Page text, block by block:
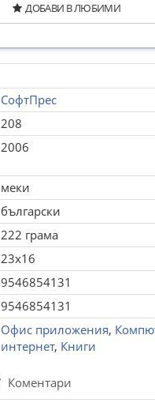
ДОБАВИ В ЛЮБИМИ
СофтПрес
208
2006
меки
български
222 грама
23x16
9546854131
9546854131
Офис приложения,
интернет, Книги
Коментари